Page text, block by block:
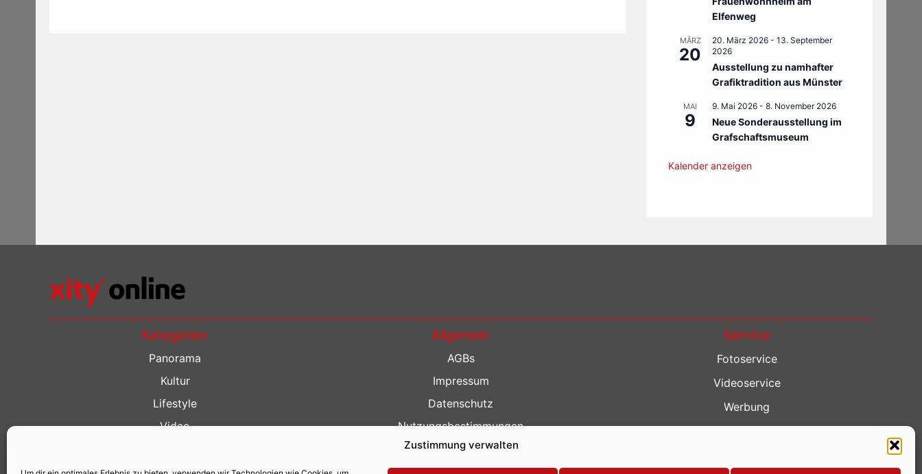
Zustimmung verwalten
Elfenweg
MÄRZ
20
20. März 2026 - 13. September
2026
Ausstellung zu namhafter
Grafiktradition aus Münster
MAI
9
9. Mai 2026 - 8. November 2026
Neue Sonderausstellung im
Grafschaftsmuseum
Kalender anzeigen
Kategorien
Panorama
Kultur
Lifestyle
Video
Allgemein
AGBs
Impressum
Datenschutz
Nutzungsbestimmungen
Kontakt
Service
Fotoservice
Videoservice
Werbung